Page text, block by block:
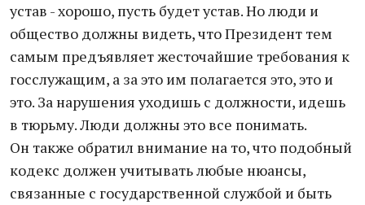
устав - хорошо, пусть будет устав. Но люди и
общество должны видеть, что Президент тем
самым предъявляет жесточайшие требования к
госслужащим, а за это им полагается это, это и
это. За нарушения уходишь с должности, идешь
в тюрьму. Люди должны это все понимать.
Он также обратил внимание на то, что подобный
кодекс должен учитывать любые нюансы,
связанные с государственной службой и быть